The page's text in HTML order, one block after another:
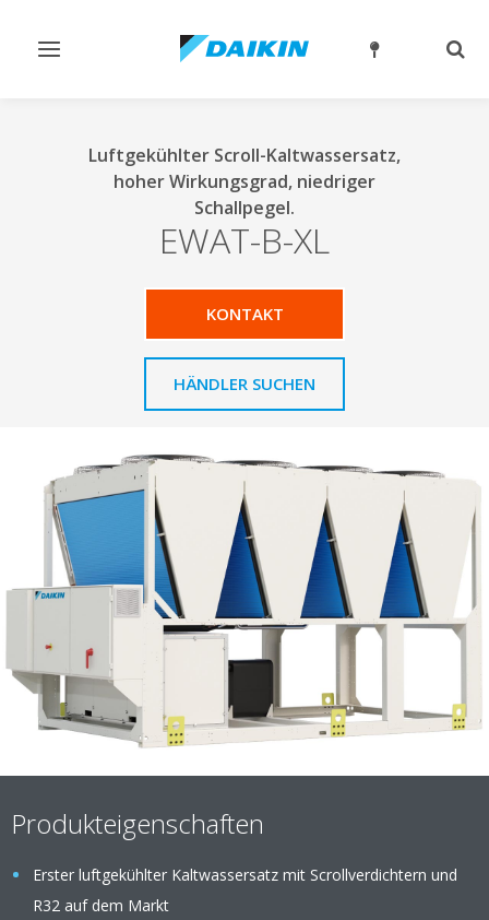
Navigation
Luftgekühlter Scroll-Kaltwassersatz,
hoher Wirkungsgrad, niedriger
Schallpegel.
EWAT-B-XL
KONTAKT
HÄNDLER SUCHEN
Produkteigenschaften
Erster luftgekühlter Kaltwassersatz mit Scrollverdichtern und
R32 auf dem Markt